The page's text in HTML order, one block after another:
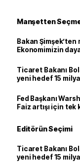
Manşetten
Bakan
Ekonomimizin
Ticaret Bakanı
yeni hedef 15
Fed Başkanı
Faiz artışı için
Editörün Seçimi
Ticaret Bakanı
yeni hedef 15